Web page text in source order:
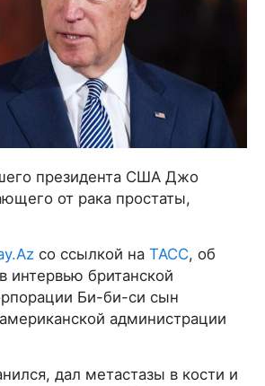
президента США Джо
от рака простаты,
со ссылкой на ТАСС, об
интервью британской
Би-би-си сын
администрации
дал метастазы в кости и